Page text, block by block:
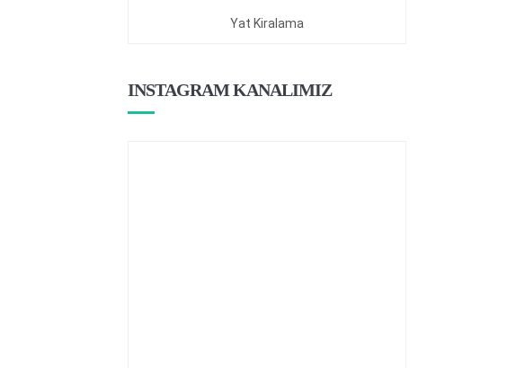
Yat Kiralama
INSTAGRAM KANALIMIZ